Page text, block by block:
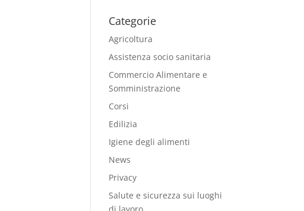
Categorie
Agricoltura
Assistenza socio sanitaria
Commercio Alimentare e
Somministrazione
Corsi
Edilizia
Igiene degli alimenti
News
Privacy
Salute e sicurezza sui luoghi